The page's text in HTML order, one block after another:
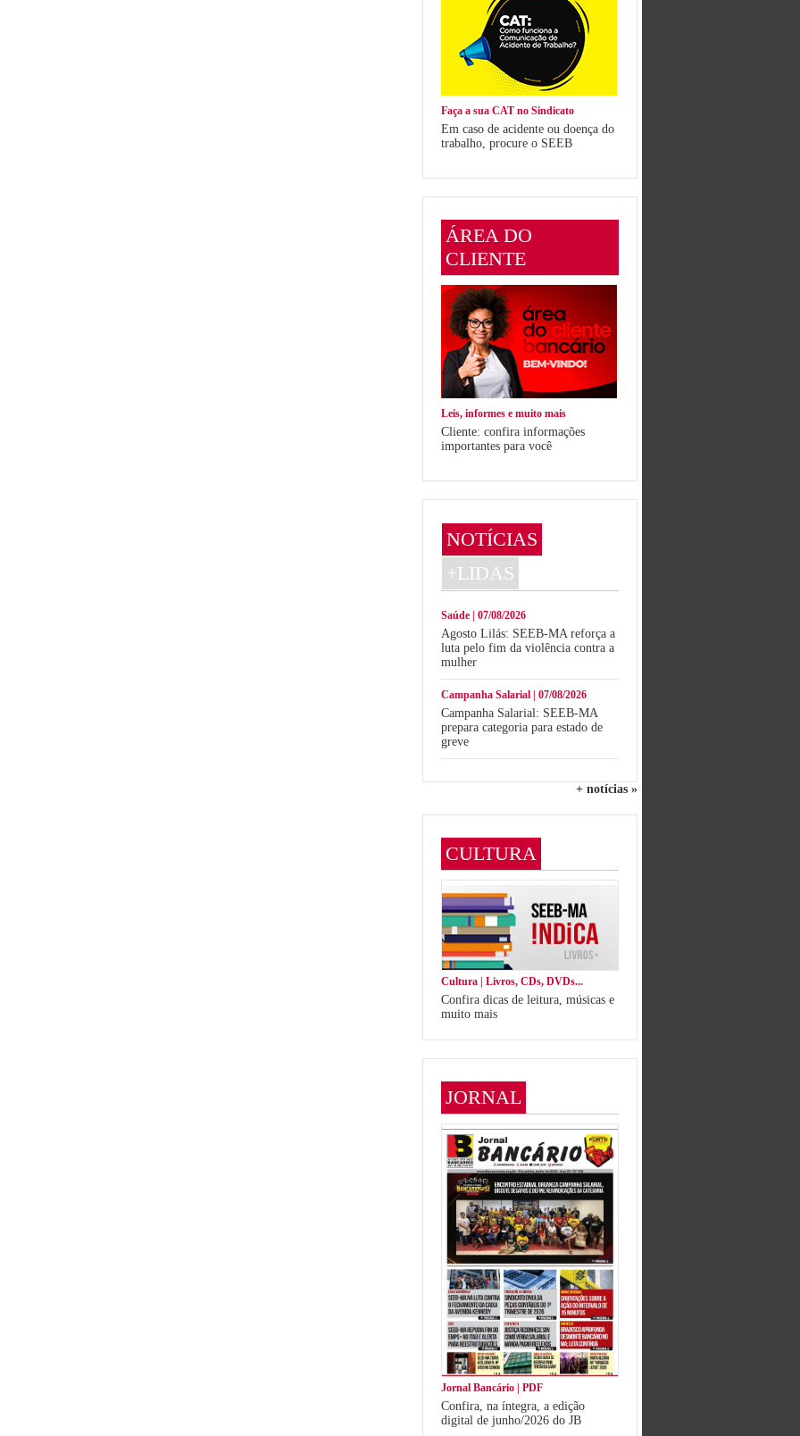
Faça a sua CAT no Sindicato
Em caso de acidente ou doença do
trabalho, procure o SEEB
ÁREA DO
CLIENTE
Leis, informes e muito mais
Cliente: confira informações
importantes para você
NOTÍCIAS
+LIDAS
Saúde | 07/08/2026
Agosto Lilás: SEEB-MA reforça a
luta pelo fim da violência contra a
mulher
Campanha Salarial | 07/08/2026
Campanha Salarial: SEEB-MA
prepara categoria para estado de
greve
+ notícias »
CULTURA
Cultura | Livros, CDs, DVDs...
Confira dicas de leitura, músicas e
muito mais
JORNAL
Jornal Bancário | PDF
Confira, na íntegra, a edição
digital de junho/2026 do JB